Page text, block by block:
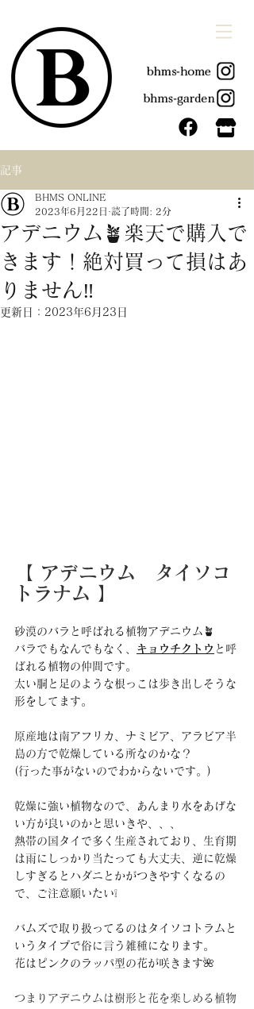
記事
アデニウム🪴楽天で購入で
きます！絶対買って損はあ
りません‼️
BHMS ONLINE
2023年6月22日
読了時間: 2分
更新日： 2023年6月23日
【 アデニウム　タイソコ
トラナム 】
砂漠のバラと呼ばれる植物アデニウム🪴
バラでもなんでもなく、 キョウチクトウ と呼
ばれる植物の仲間です。
太い胴と足のような根っこは歩き出しそうな
形をしてます。
原産地は南アフリカ、ナミビア、アラビア半
島の方で乾燥している所なのかな？
(行った事がないのでわからないです。)
乾燥に強い植物なので、あんまり水をあげな
い方が良いのかと思いきや、、、
熱帯の国タイで多く生産されており、生育期
は雨にしっかり当たっても大丈夫、逆に乾燥
しすぎるとハダニとかがつきやすくなるの
で、ご注意願いたい❕
バムズで取り扱ってるのはタイソコトラムと
いうタイプで俗に言う雑種になります。
花はピンクのラッパ型の花が咲きます🌺
つまりアデニウムは樹形と花を楽しめる植物